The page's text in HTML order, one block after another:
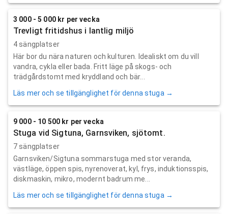
3 000 - 5 000 kr per vecka
Trevligt fritidshus i lantlig miljö
4 sängplatser
Här bor du nära naturen och kulturen. Idealiskt om du vill
vandra, cykla eller bada. Fritt läge på skogs- och
trädgårdstomt med kryddland och bär...
Läs mer och se tillgänglighet för denna stuga →
9 000 - 10 500 kr per vecka
Stuga vid Sigtuna, Garnsviken, sjötomt.
7 sängplatser
Garnsviken/Sigtuna sommarstuga med stor veranda,
västläge, öppen spis, nyrenoverat, kyl, frys, induktionsspis,
diskmaskin, mikro, modernt badrum me...
Läs mer och se tillgänglighet för denna stuga →